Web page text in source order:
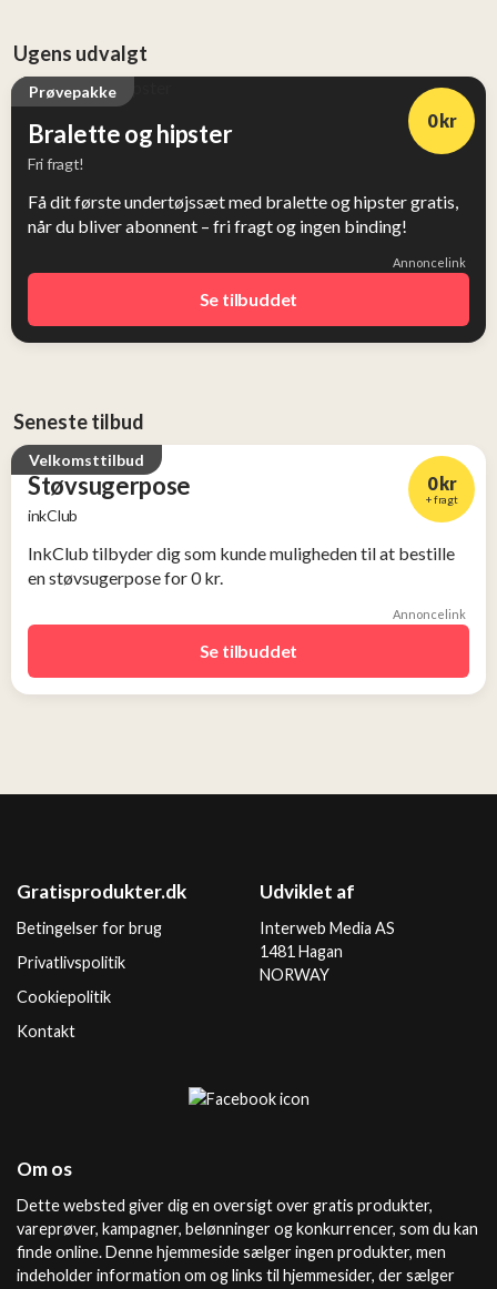
Ugens udvalgt
Prøvepakke
Bralette og hipster
Fri fragt!
0 kr
Få dit første undertøjssæt med bralette og hipster gratis,
når du bliver abonnent – fri fragt og ingen binding!
Annoncelink
Se tilbuddet
Seneste tilbud
Velkomsttilbud
Støvsugerpose
inkClub
0 kr
+ fragt
InkClub tilbyder dig som kunde muligheden til at bestille
en støvsugerpose for 0 kr.
Annoncelink
Se tilbuddet
Gratisprodukter.dk
Betingelser for brug
Privatlivspolitik
Cookiepolitik
Kontakt
Udviklet af
Interweb Media AS
1481 Hagan
NORWAY
Om os
Dette websted giver dig en oversigt over gratis produkter,
vareprøver, kampagner, belønninger og konkurrencer, som du kan
finde online. Denne hjemmeside sælger ingen produkter, men
indeholder information om og links til hjemmesider, der sælger